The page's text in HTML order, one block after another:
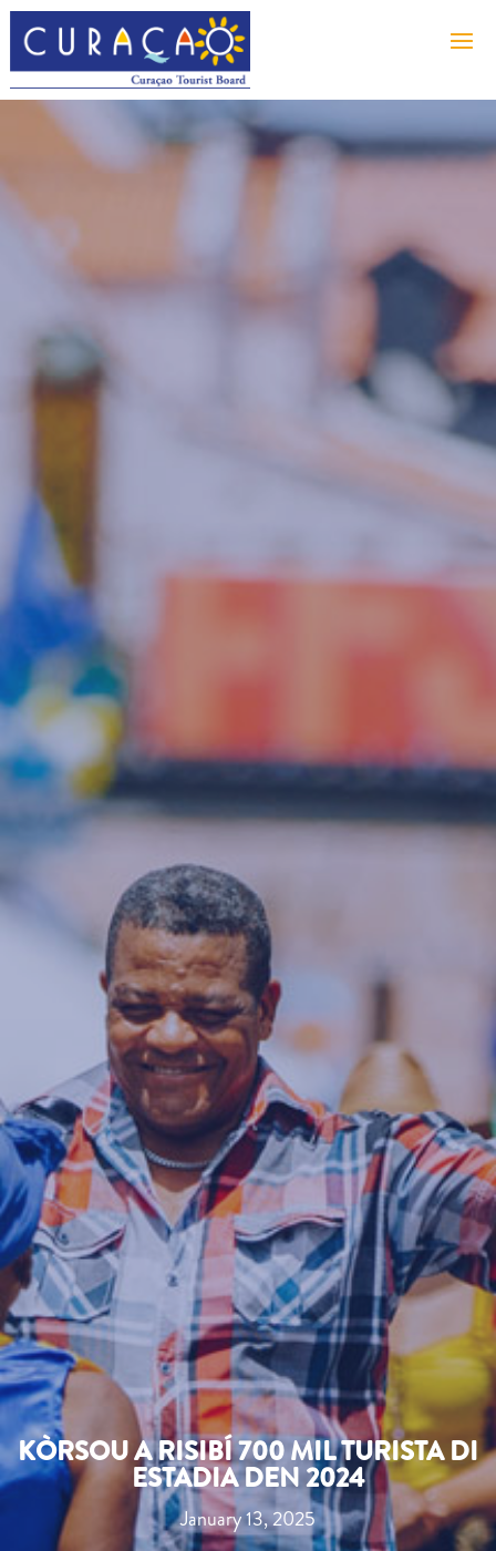
KÒRSOU A RISIBÍ 700 MIL TURISTA DI
ESTADIA DEN 2024
January 13, 2025